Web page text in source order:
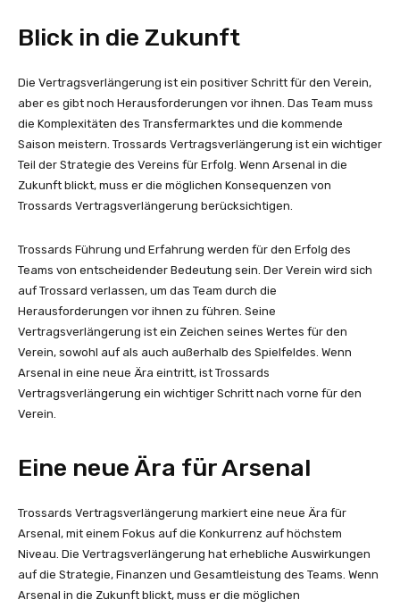
Blick in die Zukunft
Die Vertragsverlängerung ist ein positiver Schritt für den Verein,
aber es gibt noch Herausforderungen vor ihnen. Das Team muss
die Komplexitäten des Transfermarktes und die kommende
Saison meistern. Trossards Vertragsverlängerung ist ein wichtiger
Teil der Strategie des Vereins für Erfolg. Wenn Arsenal in die
Zukunft blickt, muss er die möglichen Konsequenzen von
Trossards Vertragsverlängerung berücksichtigen.
Trossards Führung und Erfahrung werden für den Erfolg des
Teams von entscheidender Bedeutung sein. Der Verein wird sich
auf Trossard verlassen, um das Team durch die
Herausforderungen vor ihnen zu führen. Seine
Vertragsverlängerung ist ein Zeichen seines Wertes für den
Verein, sowohl auf als auch außerhalb des Spielfeldes. Wenn
Arsenal in eine neue Ära eintritt, ist Trossards
Vertragsverlängerung ein wichtiger Schritt nach vorne für den
Verein.
Eine neue Ära für Arsenal
Trossards Vertragsverlängerung markiert eine neue Ära für
Arsenal, mit einem Fokus auf die Konkurrenz auf höchstem
Niveau. Die Vertragsverlängerung hat erhebliche Auswirkungen
auf die Strategie, Finanzen und Gesamtleistung des Teams. Wenn
Arsenal in die Zukunft blickt, muss er die möglichen